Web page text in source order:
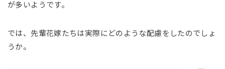
が多いようです。
では、先輩花嫁たちは実際にどのような配慮をしたのでしょ
うか。